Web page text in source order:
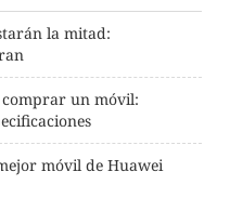
la mitad:
comprar un móvil:
móvil de Huawei